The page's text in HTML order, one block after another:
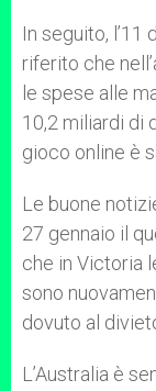
In seguito, l’11
riferito che
le spese alle
10,2 miliardi di
gioco online è
Le buone
27 gennaio il
che in Victoria
sono
dovuto al
L’Australia è